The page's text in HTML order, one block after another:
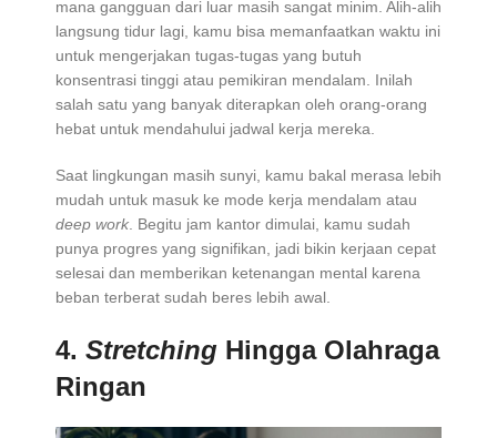
mana gangguan dari luar masih sangat minim. Alih-alih
langsung tidur lagi, kamu bisa memanfaatkan waktu ini
untuk mengerjakan tugas-tugas yang butuh
konsentrasi tinggi atau pemikiran mendalam. Inilah
salah satu yang banyak diterapkan oleh orang-orang
hebat untuk mendahului jadwal kerja mereka.
Saat lingkungan masih sunyi, kamu bakal merasa lebih
mudah untuk masuk ke mode kerja mendalam atau
deep work . Begitu jam kantor dimulai, kamu sudah
punya progres yang signifikan, jadi bikin kerjaan cepat
selesai dan memberikan ketenangan mental karena
beban terberat sudah beres lebih awal.
4. Stretching Hingga Olahraga
Ringan